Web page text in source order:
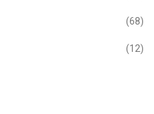
(68)
(12)